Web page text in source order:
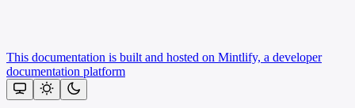
This documentation is built and hosted on Mintlify, a developer
documentation platform